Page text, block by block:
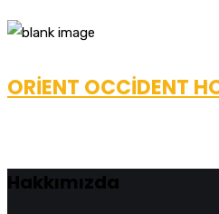
ORİENT OCCİDENT
Hakkımızda